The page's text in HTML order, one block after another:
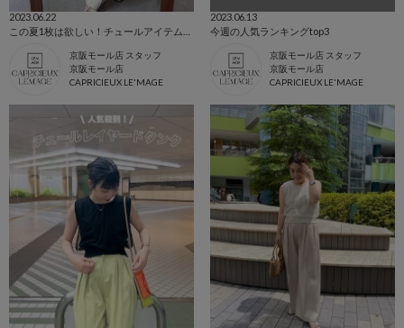
2023.06.22
京阪モール店 スタッフ
京阪モール店
CAPRICIEUX LE'MAGE
2023.06.13
今週の人気ランキングtop3
京阪モール店 スタッフ
京阪モール店
CAPRICIEUX LE'MAGE